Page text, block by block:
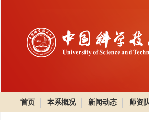
首页 本系概况 新闻动态 师资